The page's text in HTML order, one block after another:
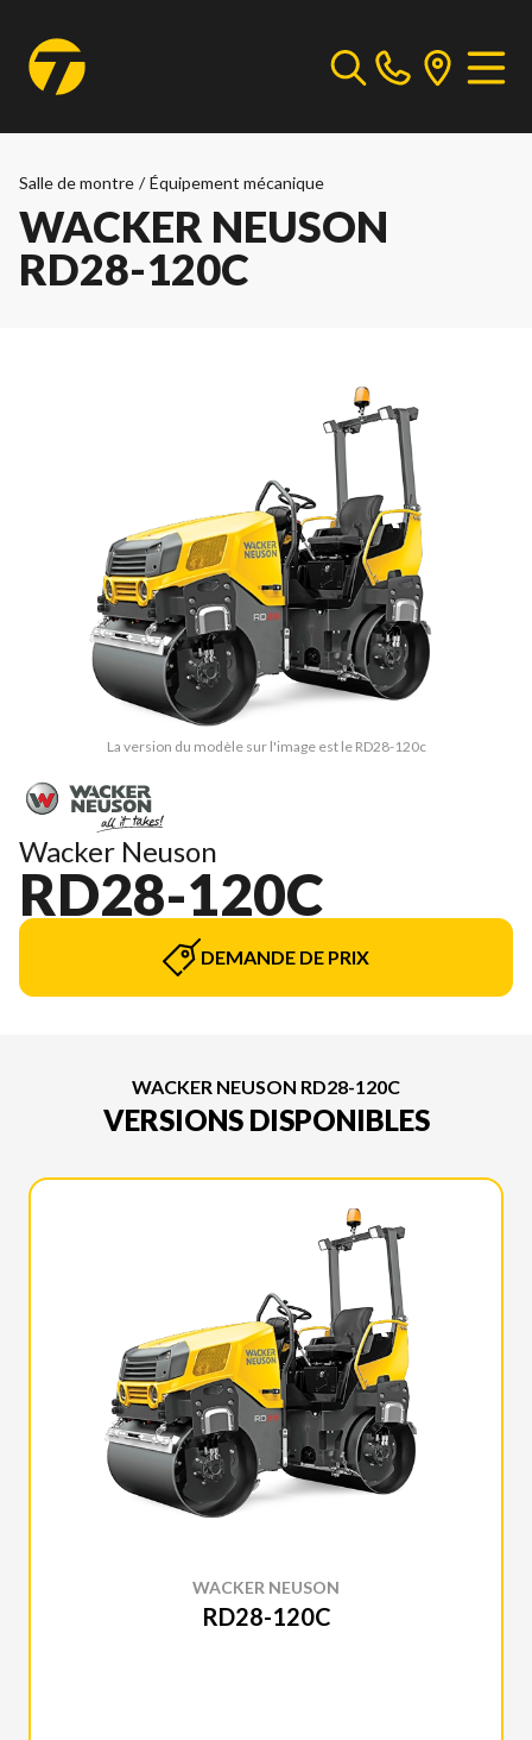
Salle de montre / Équipement mécanique
WACKER NEUSON
RD28-120C
La version du modèle sur l'image est le RD28-120c
Wacker Neuson
RD28-120C
DEMANDE DE PRIX
WACKER NEUSON RD28-120C
VERSIONS DISPONIBLES
WACKER NEUSON
RD28-120C